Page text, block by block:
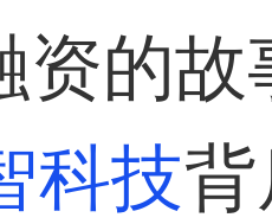
的故
科技背